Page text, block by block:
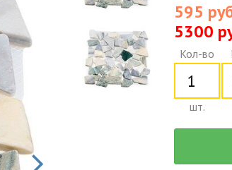
595
5300
Кол-во
шт.